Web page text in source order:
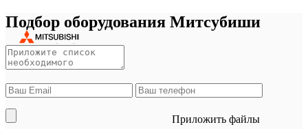
Подбор оборудования Митсубиши
Приложить файлы